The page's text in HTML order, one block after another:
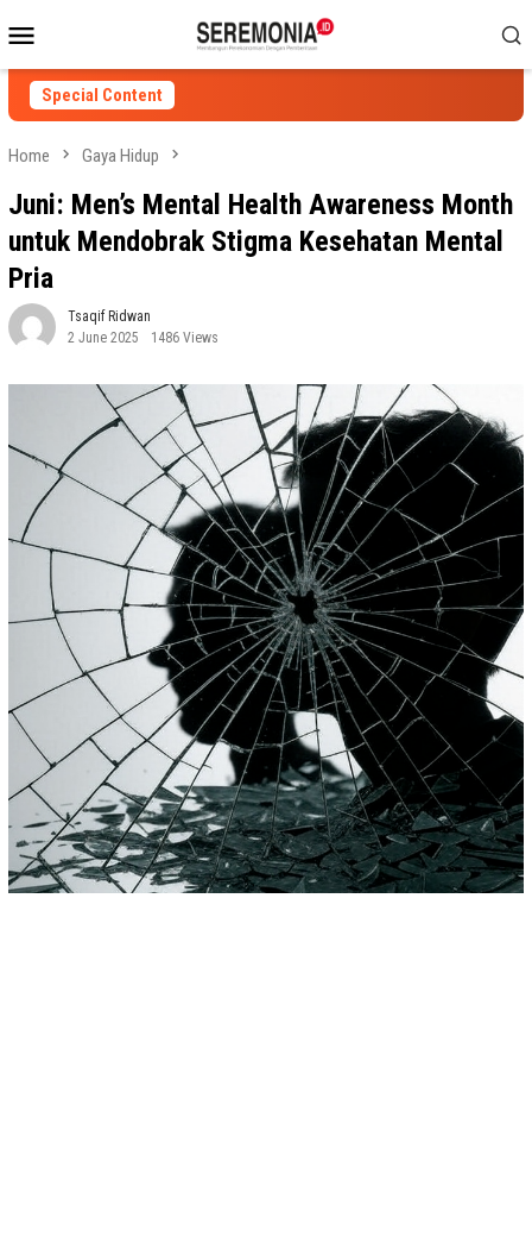
to
contentMenu
Special Content
Home Gaya Hidup
Juni: Men’s Mental Health Awareness Month
untuk Mendobrak Stigma Kesehatan Mental
Pria
Tsaqif Ridwan
2 June 2025
1486 Views